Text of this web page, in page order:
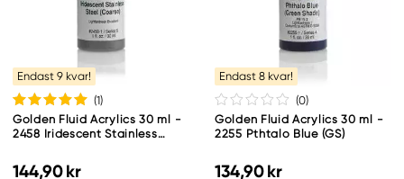
Endast 9 kvar!
(1)
Golden Fluid Acrylics 30 ml -
2458 Iridescent Stainless
144,90 kr
Endast 8 kvar!
(0)
Golden Fluid Acrylics 30 ml -
2255 Pthtalo Blue (GS)
134,90 kr